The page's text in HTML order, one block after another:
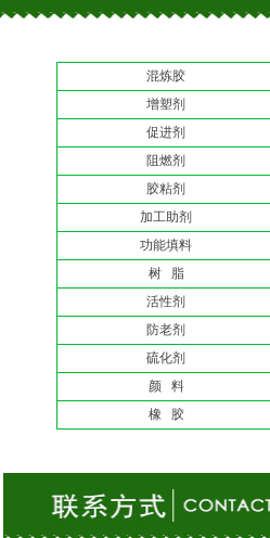
混炼胶
增塑剂
促进剂
阻燃剂
胶粘剂
加工助剂
功能填料
树 脂
活性剂
防老剂
硫化剂
颜 料
橡 胶